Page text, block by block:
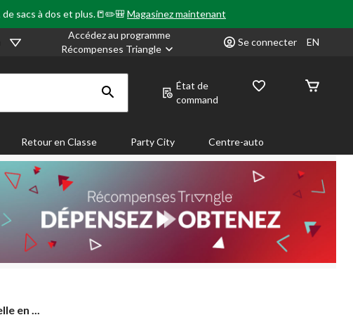
sacs à dos et plus.📒✏️🎒Magasinez maintenant
Accédez au programme
Récompenses Triangle
Se connecter EN
État de
command
Retour en Classe Party City Centre-auto
en ...